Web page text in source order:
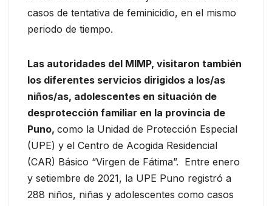
casos de tentativa de feminicidio, en el mismo
periodo de tiempo.
Las autoridades del MIMP, visitaron también
los diferentes servicios dirigidos a los/as
niños/as, adolescentes en situación de
desprotección familiar en la provincia de
Puno, como la Unidad de Protección Especial
(UPE) y el Centro de Acogida Residencial
(CAR) Básico “Virgen de Fátima”. Entre enero
y setiembre de 2021, la UPE Puno registró a
288 niños, niñas y adolescentes como casos